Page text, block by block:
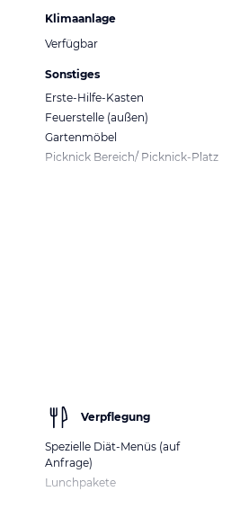
Klimaanlage
Verfügbar
Sonstiges
Erste-Hilfe-Kasten
Feuerstelle (außen)
Gartenmöbel
Picknick Bereich/ Picknick-Platz
Verpflegung
Spezielle Diät-Menüs (auf
Anfrage)
Lunchpakete